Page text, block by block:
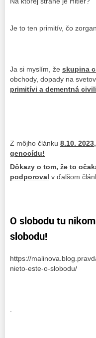
Je to ten primitív, čo
Ja si myslím, že skupina
obchody, dopady na
primitívi a dementná
Z môjho článku 8.10.
genocídu!
Dôkazy o tom, že to
podporoval v ďalšom
O slobodu tu
slobodu!
https://
nieto-este-o-slobodu/